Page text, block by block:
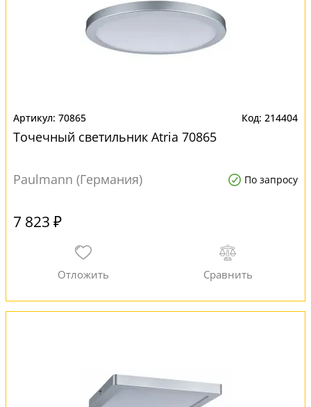
70865 214404
Точечный светильник Atria 70865
Paulmann (Германия) По запросу
7 823 ₽